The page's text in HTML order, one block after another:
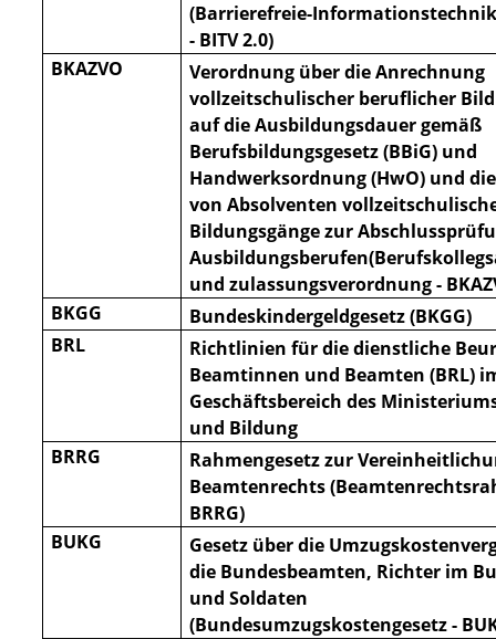
(Barrierefreie-
- BITV 2.0)
BKAZVO
Verordnung über die Anrechnung
vollzeitschulischer beruflicher
auf die Ausbildungsdauer gemäß
Berufsbildungsgesetz (BBiG) und
Handwerksordnung (HwO) und
von Absolventen
Bildungsgänge zur
und zulassungsverordnung -
BKGG
Bundeskindergeldgesetz (BKGG)
BRL
Richtlinien für die dienstliche
Beamtinnen und Beamten (BRL)
Geschäftsbereich des
und Bildung
BRRG
Rahmengesetz zur
Beamtenrechts
BRRG)
BUKG
Gesetz über die
die Bundesbeamten, Richter im
und Soldaten
(Bundesumzugskostengesetz -